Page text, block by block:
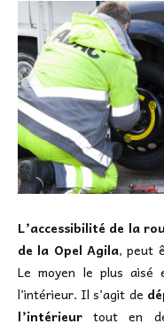
L’accessibilité de la
de la Opel Agila, peut
Le moyen le plus aisé
l’intérieur. Il s’agit de
l’intérieur tout en